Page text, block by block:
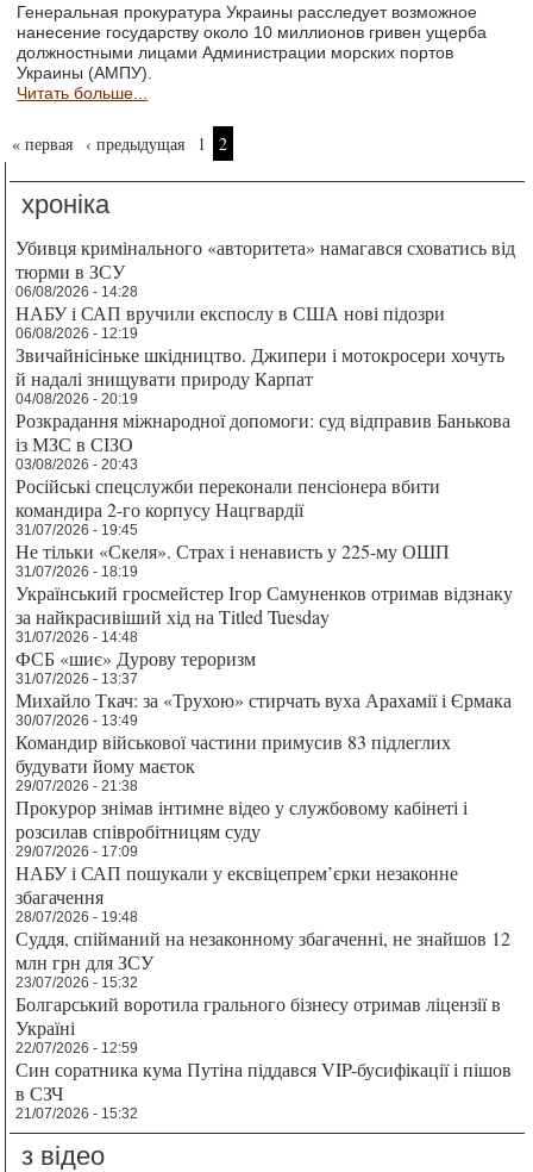
Генеральная прокуратура Украины расследует возможное
нанесение государству около 10 миллионов гривен ущерба
должностными лицами Администрации морских портов
Украины (АМПУ).
Читать больше...
Страницы
« первая ‹ предыдущая 1 2
хроніка
Убивця кримінального «авторитета» намагався сховатись від
тюрми в ЗСУ
06/08/2026 - 14:28
НАБУ і САП вручили експослу в США нові підозри
06/08/2026 - 12:19
Звичайнісіньке шкідництво. Джипери і мотокросери хочуть
й надалі знищувати природу Карпат
04/08/2026 - 20:19
Розкрадання міжнародної допомоги: суд відправив Банькова
із МЗС в СІЗО
03/08/2026 - 20:43
Російські спецслужби переконали пенсіонера вбити
командира 2-го корпусу Нацгвардії
31/07/2026 - 19:45
Не тільки «Скеля». Страх і ненависть у 225-му ОШП
31/07/2026 - 18:19
Український гросмейстер Ігор Самуненков отримав відзнаку
за найкрасивіший хід на Titled Tuesday
31/07/2026 - 14:48
ФСБ «шиє» Дурову тероризм
31/07/2026 - 13:37
Михайло Ткач: за «Трухою» стирчать вуха Арахамії і Єрмака
30/07/2026 - 13:49
Командир військової частини примусив 83 підлеглих
будувати йому маєток
29/07/2026 - 21:38
Прокурор знімав інтимне відео у службовому кабінеті і
розсилав співробітницям суду
29/07/2026 - 17:09
НАБУ і САП пошукали у ексвіцепрем’єрки незаконне
збагачення
28/07/2026 - 19:48
Суддя, спійманий на незаконному збагаченні, не знайшов 12
млн грн для ЗСУ
23/07/2026 - 15:32
Болгарський воротила грального бізнесу отримав ліцензії в
Україні
22/07/2026 - 12:59
Син соратника кума Путіна піддався VIP-бусифікації і пішов
в СЗЧ
21/07/2026 - 15:32
з відео